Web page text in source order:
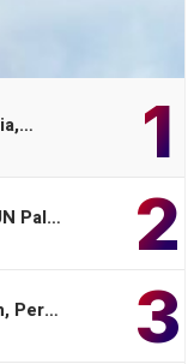
1
2
Pal…
3
Per…